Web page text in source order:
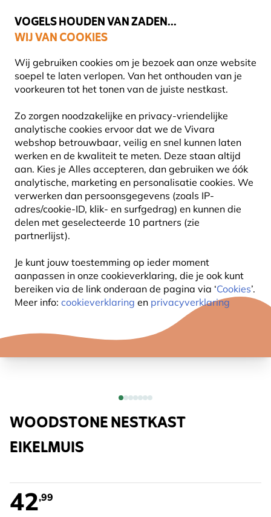
VOGELS HOUDEN VAN ZADEN...
WIJ VAN COOKIES
Wij gebruiken cookies om je bezoek aan onze website
soepel te laten verlopen. Van het onthouden van je
voorkeuren tot het tonen van de juiste nestkast.
Zo zorgen noodzakelijke en privacy-vriendelijke
analytische cookies ervoor dat we de Vivara
webshop betrouwbaar, veilig en snel kunnen laten
werken en de kwaliteit te meten. Deze staan altijd
aan. Kies je Alles accepteren, dan gebruiken we óók
analytische, marketing en personalisatie cookies. We
verwerken dan persoonsgegevens (zoals IP-
adres/cookie-ID, klik- en surfgedrag) en kunnen die
delen met geselecteerde 10 partners (zie
partnerlijst).
Je kunt jouw toestemming op ieder moment
aanpassen in onze cookieverklaring, die je ook kunt
bereiken via de link onderaan de pagina via ‘Cookies’.
Meer info: cookieverklaring en privacyverklaring
Uitstekend beoordeeld door klanten in 11 landen
Gratis thuisbezorgd bij orders vanaf €59
WOODSTONE NESTKAST
EIKELMUIS
42,99